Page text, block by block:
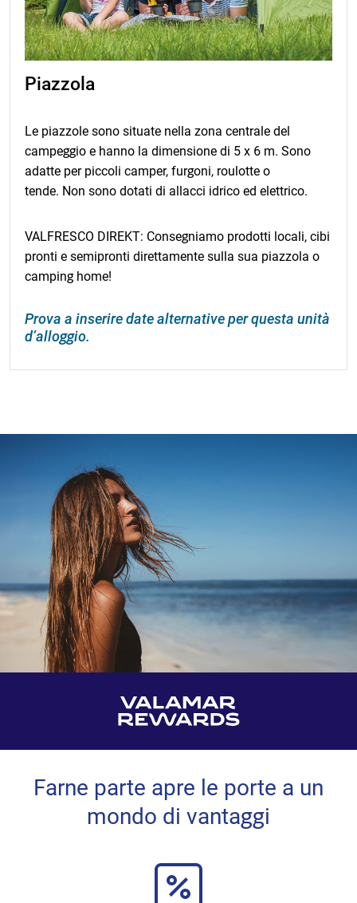
Piazzola
Le piazzole sono situate nella zona centrale del
campeggio e hanno la dimensione di 5 x 6 m. Sono
adatte per piccoli camper, furgoni, roulotte o
tende. Non sono dotati di allacci idrico ed elettrico.
VALFRESCO DIREKT: Consegniamo prodotti locali, cibi
pronti e semipronti direttamente sulla sua piazzola o
camping home!
Prova a inserire date alternative per questa unità
d’alloggio.
Farne parte apre le porte a un
mondo di vantaggi